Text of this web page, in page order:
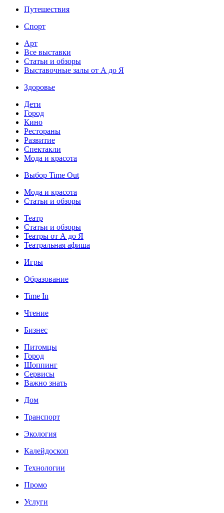
Путешествия
Спорт
Арт
Все выставки
Статьи и обзоры
Выставочные залы от А до Я
Здоровье
Дети
Город
Кино
Рестораны
Развитие
Спектакли
Мода и красота
Выбор Time Out
Мода и красота
Статьи и обзоры
Театр
Статьи и обзоры
Театры от А до Я
Театральная афиша
Игры
Образование
Time In
Чтение
Бизнес
Питомцы
Город
Шоппинг
Сервисы
Важно знать
Дом
Транспорт
Экология
Калейдоскоп
Технологии
Промо
Услуги